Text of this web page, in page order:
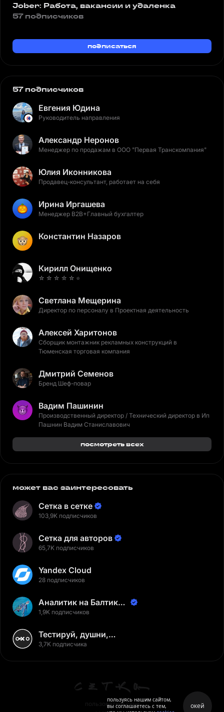
Jober: Работа, вакансии и удаленка
57 подписчиков
подписаться
57 подписчиков
Евгения Юдина
Руководитель направления
Александр Неронов
Менеджер по продажам в ООО "Первая Транскомпания"
Юлия Иконникова
Продавец-консультант, работает на себя
Ирина Иргашева
Менеджер В2В+Главный бухгалтер
Константин Назаров
Кирилл Онищенко
☆ ☆ ☆ ☆ ☆ ⭐️
Светлана Мещерина
Директор по персоналу в Проектная деятельность
Алексей Харитонов
Сборщик монтажник рекламных конструкций в
Тюменская торговая компания
Дмитрий Семенов
Бренд Шеф-повар
Вадим Пашинин
Производственный директор / Технический директор в Ип
Пашнин Вадим Станиславович
посмотреть всех
может вас заинтересовать
Сетка в сетке
103,9K подписчиков
Сетка для авторов
65,7K подписчиков
Yandex Cloud
28 подписчиков
Аналитик на Балтике |
Неверов Станислав
1,9K подписчиков
Тестируй, душни,
наслаждайся
3,7K подписчика
пользовательское
пользуясь нашим сайтом,
вы соглашаетесь с тем,
окей